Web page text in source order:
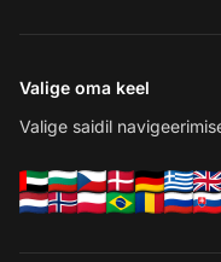
Valige oma keel
Valige saidil